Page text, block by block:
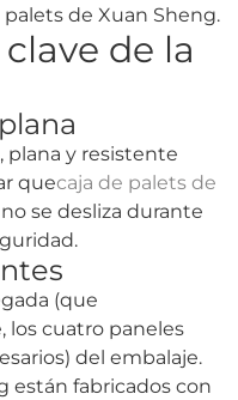
de Xuan Sheng.
de la
plana y resistente
quecaja de palets de
se desliza durante
(que
los cuatro paneles
del embalaje.
están fabricados con